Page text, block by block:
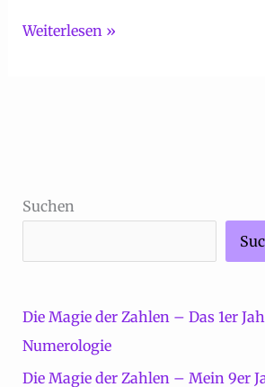
Die
Weiterlesen »
Suchen
Die Magie der Zahlen – Das 1er
Numerologie
Die Magie der Zahlen – Mein 9er